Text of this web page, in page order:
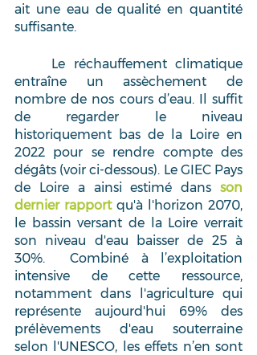
ait une eau de qualité en quantité
suffisante.
entraîne un assèchement de
nombre de nos cours d’eau. Il suffit
de regarder le niveau
historiquement bas de la Loire en
2022 pour se rendre compte des
dégâts (voir ci-dessous). Le GIEC Pays
de Loire a ainsi estimé dans son
dernier rapport qu'à l'horizon 2070,
le bassin versant de la Loire verrait
son niveau d'eau baisser de 25 à
30%.  Combiné à l’exploitation
intensive de cette ressource,
notamment dans l'agriculture qui
représente aujourd'hui 69% des
prélèvements d'eau souterraine
selon l'UNESCO, les effets n’en sont